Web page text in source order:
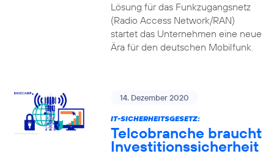
Lösung für das Funkzugangsnetz
(Radio Access Network/RAN)
startet das Unternehmen eine neue
Ära für den deutschen Mobilfunk.
14. Dezember 2020
IT-SICHERHEITSGESETZ:
Telcobranche braucht
Investitionssicherheit